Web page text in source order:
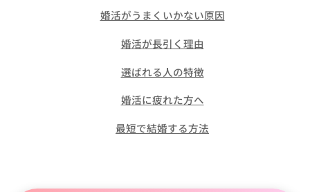
婚活がうまくいかない原因
婚活が長引く理由
選ばれる人の特徴
婚活に疲れた方へ
最短で結婚する方法